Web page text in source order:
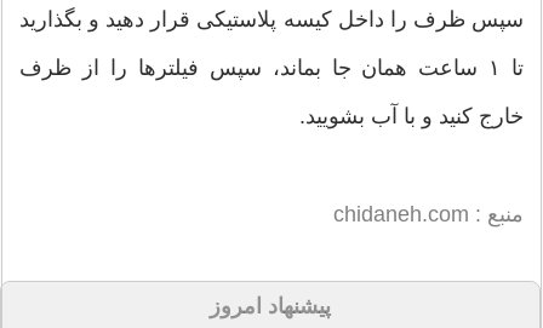
سپس ظرف را داخل کیسه پلاستیکی قرار دهید و بگذارید
تا ۱ ساعت همان جا بماند، سپس فیلترها را از ظرف
خارج کنید و با آب بشویید.
منبع : chidaneh.com
پیشنهاد امروز